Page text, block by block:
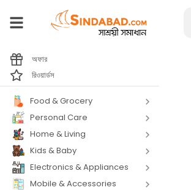
অফার
রিওয়ার্ডস
Food & Grocery
Personal Care
Home & Living
Kids & Baby
Electronics & Appliances
Mobile & Accessories